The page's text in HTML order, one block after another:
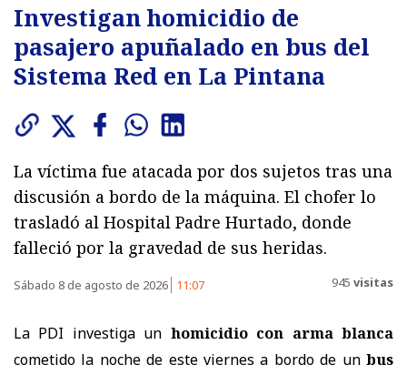
Investigan homicidio de
pasajero apuñalado en bus del
Sistema Red en La Pintana
La víctima fue atacada por dos sujetos tras una
discusión a bordo de la máquina. El chofer lo
trasladó al Hospital Padre Hurtado, donde
falleció por la gravedad de sus heridas.
Sábado 8 de agosto de 2026 11:07 945 visitas
La PDI investiga un homicidio con arma blanca
cometido la noche de este viernes a bordo de un bus